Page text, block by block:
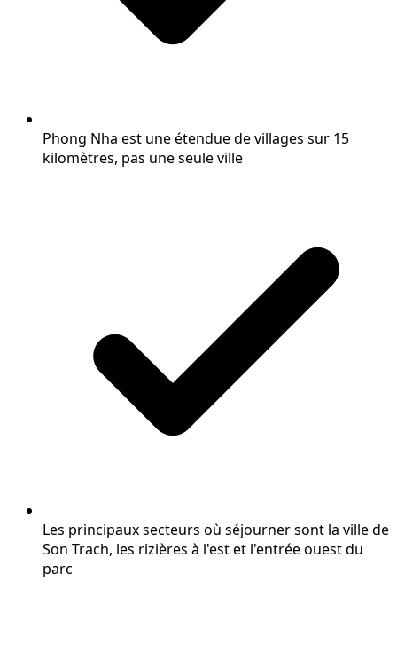
Phong Nha est une étendue de villages sur 15
kilomètres, pas une seule ville
Les principaux secteurs où séjourner sont la ville de
Son Trach, les rizières à l'est et l'entrée ouest du
parc